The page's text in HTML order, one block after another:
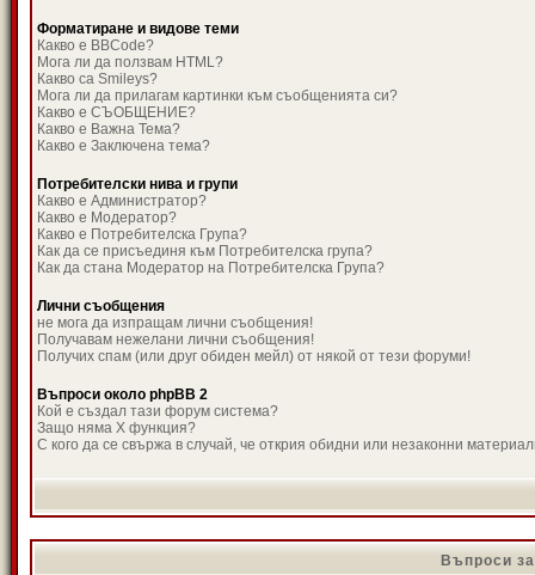
Форматиране и видове теми
Какво е BBCode?
Мога ли да ползвам HTML?
Какво са Smileys?
Мога ли да прилагам картинки към съобщенията си?
Какво е СЪОБЩЕНИЕ?
Какво е Важна Тема?
Какво е Заключена тема?
Потребителски нива и групи
Какво е Администратор?
Какво е Модератор?
Какво е Потребителска Група?
Как да се присъединя към Потребителска група?
Как да стана Модератор на Потребителска Група?
Лични съобщения
не мога да изпращам лични съобщения!
Получавам нежелани лични съобщения!
Получих спам (или друг обиден мейл) от някой от тези форуми!
Въпроси около phpBB 2
Кой е създал тази форум система?
Защо няма X функция?
С кого да се свържа в случай, че открия обидни или незаконни
Въпроси